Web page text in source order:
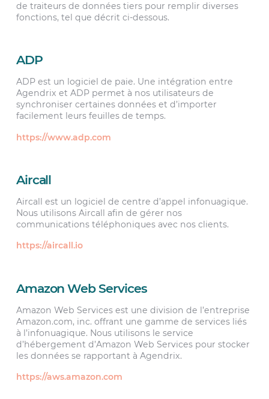
de traiteurs de données tiers pour remplir diverses
fonctions, tel que décrit ci-dessous.
ADP
ADP est un logiciel de paie. Une intégration entre
Agendrix et ADP permet à nos utilisateurs de
synchroniser certaines données et d’importer
facilement leurs feuilles de temps.
https://www.adp.com
Aircall
Aircall est un logiciel de centre d’appel infonuagique.
Nous utilisons Aircall afin de gérer nos
communications téléphoniques avec nos clients.
https://aircall.io
Amazon Web Services
Amazon Web Services est une division de l’entreprise
Amazon.com, inc. offrant une gamme de services liés
à l’infonuagique. Nous utilisons le service
d’hébergement d’Amazon Web Services pour stocker
les données se rapportant à Agendrix.
https://aws.amazon.com